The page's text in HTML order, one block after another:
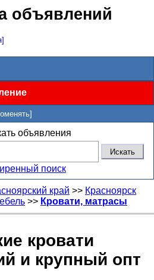
объявлений
объявления
поиск
край >> Красноярск
>> Кровати, матрасы
кровати
и крупный опт